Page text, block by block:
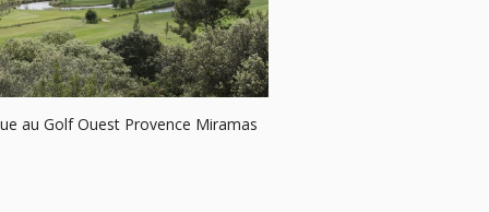
au Golf Ouest Provence Miramas